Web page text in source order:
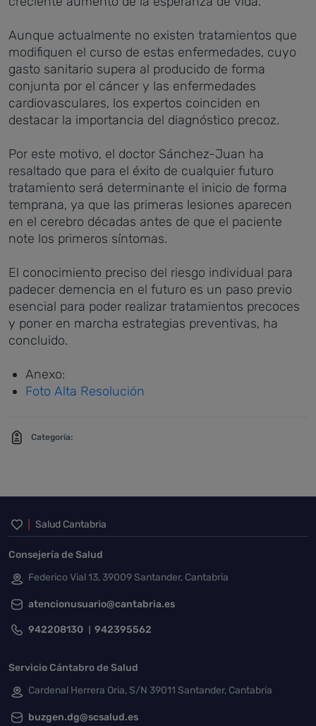
Aunque actualmente no existen tratamientos que
modifiquen el curso de estas enfermedades, cuyo
gasto sanitario supera al producido de forma
conjunta por el cáncer y las enfermedades
cardiovasculares, los expertos coinciden en
destacar la importancia del diagnóstico precoz.
Por este motivo, el doctor Sánchez-Juan ha
resaltado que para el éxito de cualquier futuro
tratamiento será determinante el inicio de forma
temprana, ya que las primeras lesiones aparecen
en el cerebro décadas antes de que el paciente
note los primeros síntomas.
El conocimiento preciso del riesgo individual para
padecer demencia en el futuro es un paso previo
esencial para poder realizar tratamientos precoces
y poner en marcha estrategias preventivas, ha
concluido.
Anexo:
Foto Alta Resolución
Categoría:
Inicio del pie de página
Salud Cantabria
Consejería de Salud
Federico Vial 13, 39009 Santander, Cantabria
atencionusuario@cantabria.es
942208130 942395562
Servicio Cántabro de Salud
Cardenal Herrera Oria, S/N 39011 Santander, Cantabria
buzgen.dg@scsalud.es